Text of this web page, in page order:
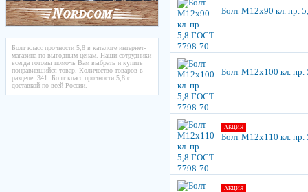
Болт класс прочности 5,8 в каталоге интернет-
магазина по выгодным ценам. Наши сотрудники
всегда готовы помочь Вам выбрать и купить
понравившийся товар. Количество товаров в
разделе: 341. Болт класс прочности 5,8 с
доставкой по всей России.
Болт М12х90 кл. пр.
Болт М12х100 кл.
АКЦИЯ
Болт М12х110 кл.
АКЦИЯ